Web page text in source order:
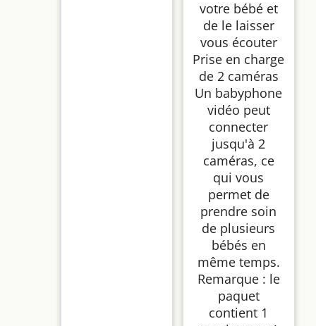
votre bébé et
de le laisser
vous écouter
Prise en charge
de 2 caméras
Un babyphone
vidéo peut
connecter
jusqu'à 2
caméras, ce
qui vous
permet de
prendre soin
de plusieurs
bébés en
même temps.
Remarque : le
paquet
contient 1